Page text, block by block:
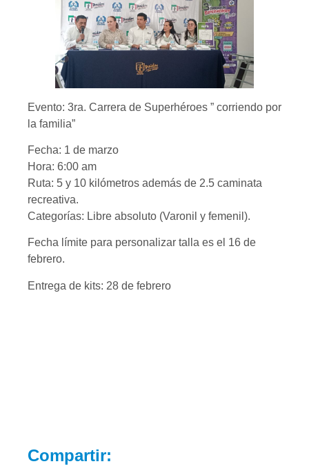
Evento: 3ra. Carrera de Superhéroes ” corriendo por
la familia”
Fecha: 1 de marzo
Hora: 6:00 am
Ruta: 5 y 10 kilómetros además de 2.5 caminata
recreativa.
Categorías: Libre absoluto (Varonil y femenil).
Fecha límite para personalizar talla es el 16 de
febrero.
Entrega de kits: 28 de febrero
Compartir: